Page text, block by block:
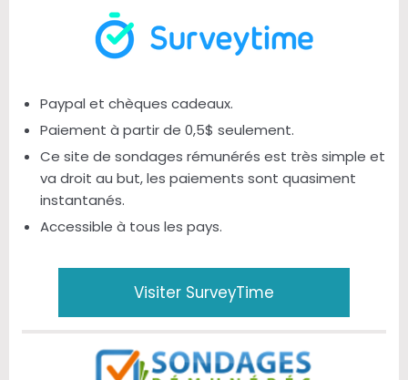
Paypal et chèques cadeaux.
Paiement à partir de 0,5$ seulement.
Ce site de sondages rémunérés est très simple et
va droit au but, les paiements sont quasiment
instantanés.
Accessible à tous les pays.
Visiter SurveyTime